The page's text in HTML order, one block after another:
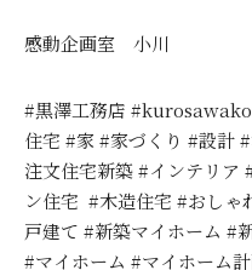
感動企画室 小川
#黒澤工務店
住宅 #家 #家づくり #設計
注文住宅新築 #インテリア
ン住宅 #木造住宅 #おしゃ
戸建て #新築マイホーム #
#マイホーム #マイホーム